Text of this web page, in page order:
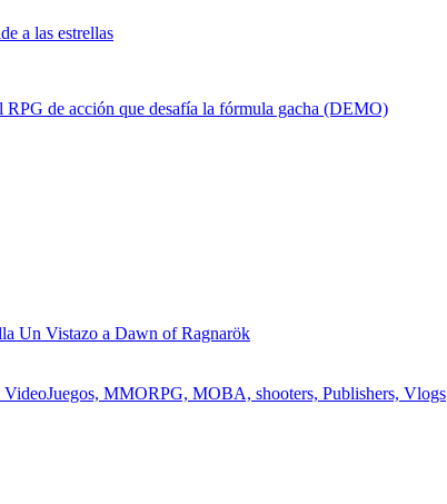
a las estrellas
de acción que desafía la fórmula gacha (DEMO)
Un Vistazo a Dawn of Ragnarök
MMORPG, MOBA, shooters, Publishers, Vlogs